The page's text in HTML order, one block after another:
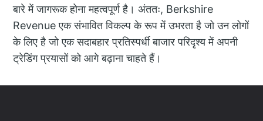
बारे में जागरूक होना महत्वपूर्ण है। अंततः, Berkshire
Revenue एक संभावित विकल्प के रूप में उभरता है जो उन लोगों
के लिए है जो एक सदाबहार प्रतिस्पर्धी बाजार परिदृश्य में अपनी
ट्रेडिंग प्रयासों को आगे बढ़ाना चाहते हैं।